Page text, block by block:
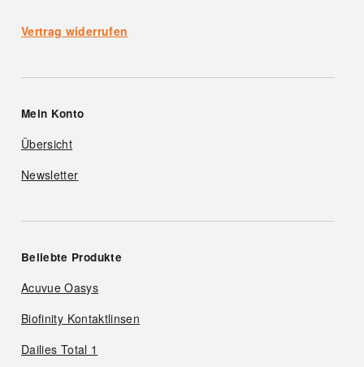
Vertrag widerrufen
Mein Konto
Übersicht
Newsletter
Beliebte Produkte
Acuvue Oasys
Biofinity Kontaktlinsen
Dailies Total 1